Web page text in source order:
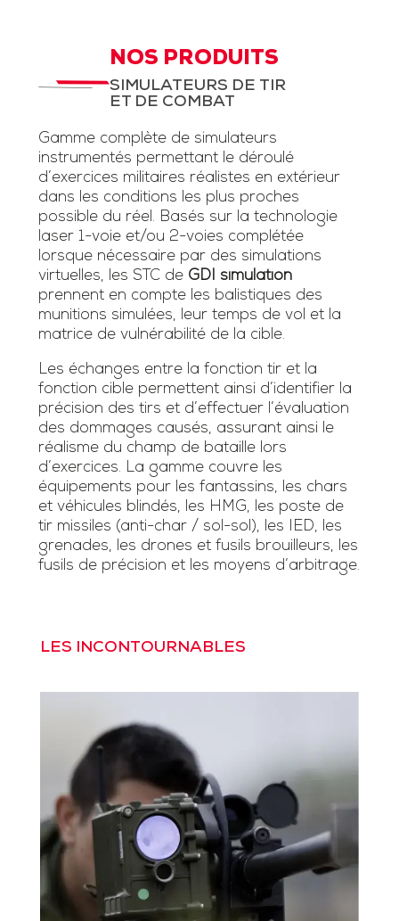
NOS PRODUITS
SIMULATEURS DE TIR
ET DE COMBAT
Gamme complète de simulateurs
instrumentés permettant le déroulé
d’exercices militaires réalistes en extérieur
dans les conditions les plus proches
possible du réel. Basés sur la technologie
laser 1-voie et/ou 2-voies complétée
lorsque nécessaire par des simulations
virtuelles, les STC de GDI simulation
prennent en compte les balistiques des
munitions simulées, leur temps de vol et la
matrice de vulnérabilité de la cible.
Les échanges entre la fonction tir et la
fonction cible permettent ainsi d’identifier la
précision des tirs et d’effectuer l’évaluation
des dommages causés, assurant ainsi le
réalisme du champ de bataille lors
d’exercices. La gamme couvre les
équipements pour les fantassins, les chars
et véhicules blindés, les HMG, les poste de
tir missiles (anti-char / sol-sol), les IED, les
grenades, les drones et fusils brouilleurs, les
fusils de précision et les moyens d’arbitrage.
LES INCONTOURNABLES